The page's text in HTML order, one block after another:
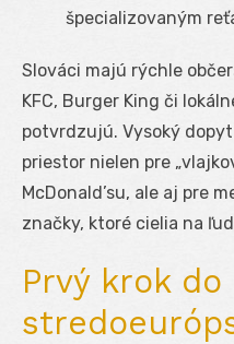
špecializovaným
Slováci majú rýchle
KFC, Burger King či
potvrdzujú. Vysoký
priestor nielen pre
McDonald’su, ale aj pre
značky, ktoré cielia na
Prvý krok do